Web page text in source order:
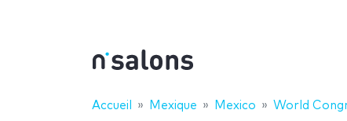
Accueil Mexique Mexico World